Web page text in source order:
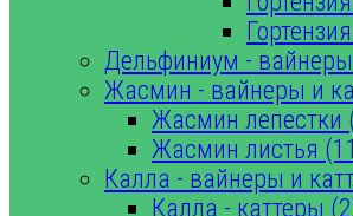
Дельфиниум -
Жасмин - вайнеры и
Жасмин лепестки
Жасмин листья
Калла - вайнеры и
Калла - каттеры